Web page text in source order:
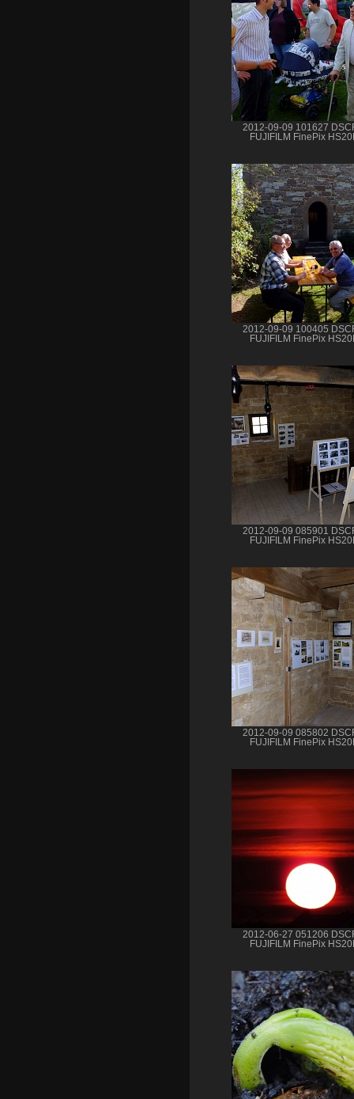
2012-09-09 101627
FUJIFILM FinePix
2012-09-09 100405
FUJIFILM FinePix
2012-09-09 085901
FUJIFILM FinePix
2012-09-09 085802
FUJIFILM FinePix
2012-06-27 051206
FUJIFILM FinePix